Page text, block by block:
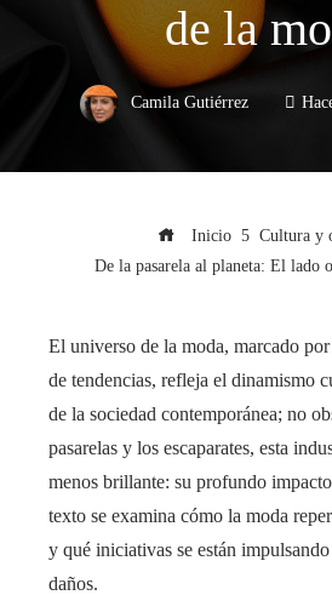
de la
Camila Gutiérrez
Inicio
Cultura y
De la pasarela al planeta: El lado
El universo de la moda, marcado
de tendencias, refleja el dinamismo
de la sociedad contemporánea; no
pasarelas y los escaparates, esta
menos brillante: su profundo
texto se examina cómo la moda
y qué iniciativas se están
daños.